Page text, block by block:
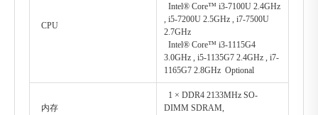
CPU
Intel® Core™ i3-7100U 2.4GHz
, i5-7200U 2.5GHz , i7-7500U
2.7GHz
Intel® Core™ i3-1115G4
3.0GHz , i5-1135G7 2.4GHz , i7-
1165G7 2.8GHz Optional
内存
1 × DDR4 2133MHz SO-
DIMM SDRAM,